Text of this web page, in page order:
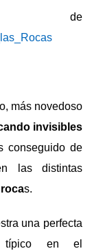
de
más novedoso
invisibles
conseguido de
las distintas
s.
una perfecta
típico en el